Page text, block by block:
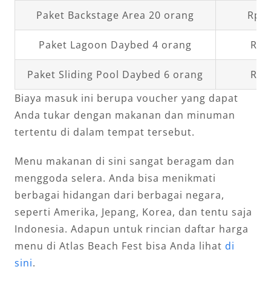
Paket Backstage Area 20 orang
Paket Lagoon Daybed 4 orang
Paket Sliding Pool Daybed 6 orang
Biaya masuk ini berupa voucher yang dapat
Anda tukar dengan makanan dan minuman
tertentu di dalam tempat tersebut.
Menu makanan di sini sangat beragam dan
menggoda selera. Anda bisa menikmati
berbagai hidangan dari berbagai negara,
seperti Amerika, Jepang, Korea, dan tentu saja
Indonesia. Adapun untuk rincian daftar harga
menu di Atlas Beach Fest bisa Anda lihat di
sini.